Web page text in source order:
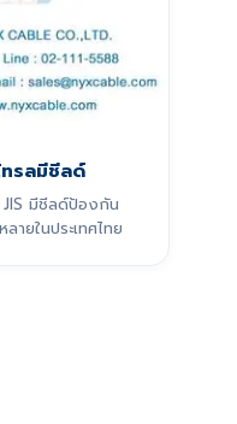
รลมีชีลด์
JIS มีชีลด์ป้องกัน
ายในประเทศไทย